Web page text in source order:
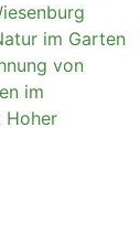
im Garten
von
im
Hoher